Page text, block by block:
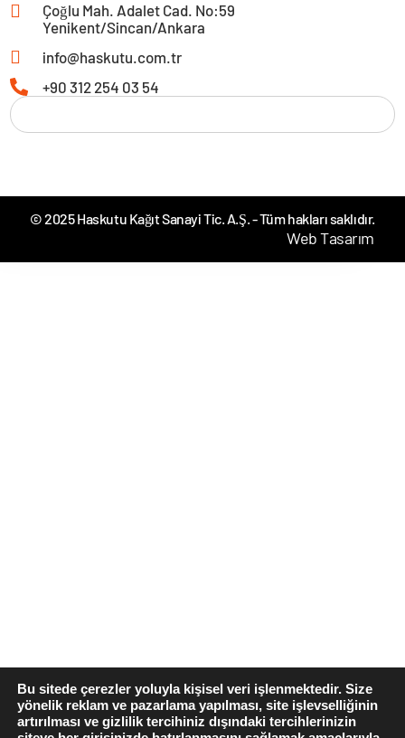
Çoğlu Mah. Adalet Cad. No:59
Yenikent/Sincan/Ankara
info@haskutu.com.tr
+90 312 254 03 54
© 2025 Haskutu Kağıt Sanayi Tic. A.Ş. - Tüm hakları saklıdır.
Web Tasarım
Bu sitede çerezler yoluyla kişisel veri işlenmektedir. Size
yönelik reklam ve pazarlama yapılması, site işlevselliğinin
artırılması ve gizlilik tercihiniz dışındaki tercihlerinizin